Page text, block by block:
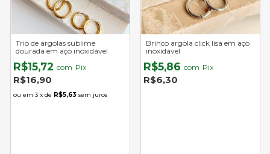
Trio de argolas sublime
dourada em aço inoxidável
R$15,72 com Pix
R$16,90
3 x de R$5,63 sem juros
Brinco argola click lisa em aço
inoxidável
R$5,86 com Pix
R$6,30